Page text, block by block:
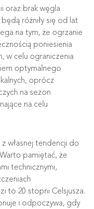
oraz brak węgla
różniły się od lat
na tym, że ogrzanie
poniesienia
w celu ograniczenia
optymalnego
oprócz
na sezon
na celu
własnej tendencji do
pamiętać, że
technicznymi,
to 20 stopni Celsjusza.
i odpoczywa, gdy